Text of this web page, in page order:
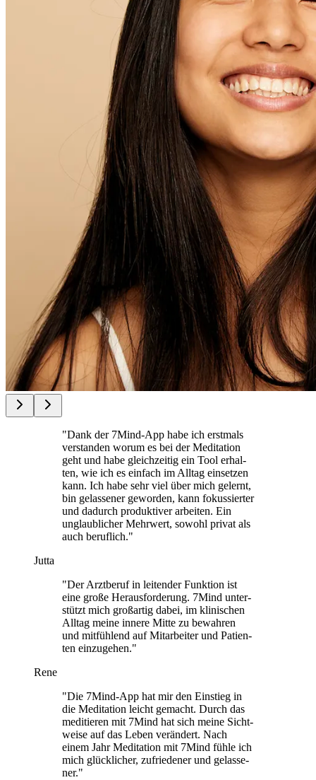
"Dank der 7Mind-App habe ich erst­mals
ver­stan­den worum es bei der Medi­ta­tion
geht und habe gleich­zei­tig ein Tool erhal­
ten, wie ich es ein­fach im Alltag ein­set­zen
kann. Ich habe sehr viel über mich gelernt,
bin gelas­se­ner gewor­den, kann fokus­sier­ter
und dadurch pro­duk­ti­ver arbei­ten. Ein
unglaub­li­cher Mehr­wert, sowohl privat als
auch beruf­lich."
Jutta
"Der Arzt­be­ruf in lei­ten­der Funk­tion ist
eine große Her­aus­for­de­rung. 7Mind unter­
stützt mich groß­ar­tig dabei, im kli­ni­schen
Alltag meine innere Mitte zu bewah­ren
und mit­füh­lend auf Mit­ar­bei­ter und Pati­en­
ten ein­zu­ge­hen."
Rene
"Die 7Mind-App hat mir den Ein­stieg in
die Medi­ta­tion leicht gemacht. Durch das
medi­tie­ren mit 7Mind hat sich meine Sicht­
weise auf das Leben ver­än­dert. Nach
einem Jahr Medi­ta­tion mit 7Mind fühle ich
mich glück­li­cher, zufrie­de­ner und gelas­se­
ner."